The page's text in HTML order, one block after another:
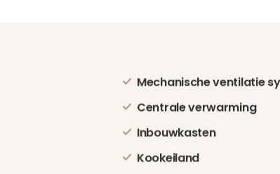
Mechanische ventilatie
Centrale verwarming
Inbouwkasten
Kookeiland